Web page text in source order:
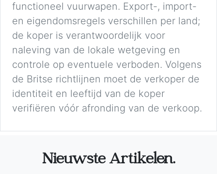
functioneel vuurwapen. Export-, import-
en eigendomsregels verschillen per land;
de koper is verantwoordelijk voor
naleving van de lokale wetgeving en
controle op eventuele verboden. Volgens
de Britse richtlijnen moet de verkoper de
identiteit en leeftijd van de koper
verifiëren vóór afronding van de verkoop.
Nieuwste Artikelen.